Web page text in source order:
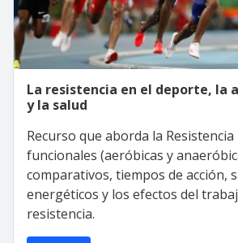
La resistencia en el deporte, la
y la salud
Recurso que aborda la
funcionales (aeróbicas y
comparativos, tiempos de acción,
energéticos y los efectos del
resistencia.